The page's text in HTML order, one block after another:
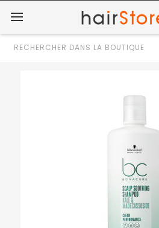
Rechercher